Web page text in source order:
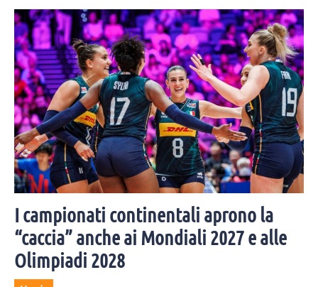
nuovo direttore sportivo della ChorusLife Volley Bergamo Academy,
I campionati continentali aprono la
“caccia” anche ai Mondiali 2027 e alle
Olimpiadi 2028